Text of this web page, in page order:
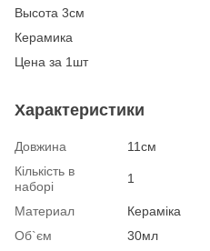
Высота 3см
Керамика
Цена за 1шт
Характеристики
Довжина
11см
Кількість в
наборі
1
Материал
Кераміка
Об`єм
30мл